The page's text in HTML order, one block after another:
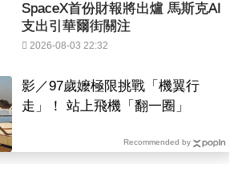
SpaceX首份財報將出爐 馬斯克AI
支出引華爾街關注
2026-08-03 22:32
影／97歲嬤極限挑戰「機翼行
走」！ 站上飛機「翻一圈」
Recommended by